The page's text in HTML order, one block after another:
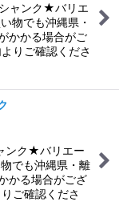
ャンク★バリエ
物でも沖縄県・
かかる場合がご
りご確認くださ
ンク★バリエー
でも沖縄県・離
かる場合がござ
ご確認くださ